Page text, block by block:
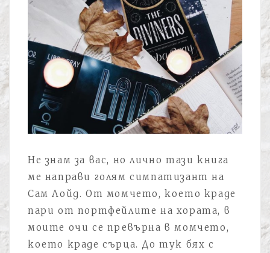
Не знам за вас, но лично тази книга
ме направи голям симпатизант на
Сам Лойд. От момчето, което краде
пари от портфейлите на хората, в
моите очи се превърна в момчето,
което краде сърца. До тук бях с